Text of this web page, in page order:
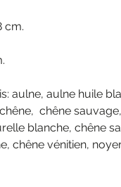
cm.
aulne, aulne huile
chêne
blanche, chêne
chêne vénitien,